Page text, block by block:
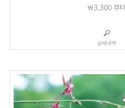
₩3,300부터
상세내역